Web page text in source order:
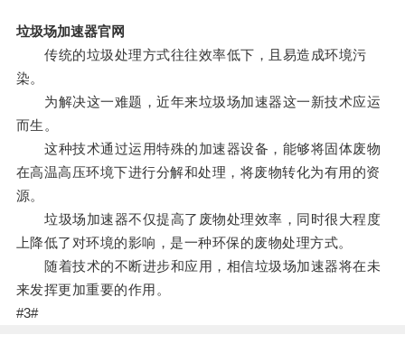
垃圾场加速器官网
传统的垃圾处理方式往往效率低下，且易造成环境污
染。
为解决这一难题，近年来垃圾场加速器这一新技术应运
而生。
这种技术通过运用特殊的加速器设备，能够将固体废物
在高温高压环境下进行分解和处理，将废物转化为有用的资
源。
垃圾场加速器不仅提高了废物处理效率，同时很大程度
上降低了对环境的影响，是一种环保的废物处理方式。
随着技术的不断进步和应用，相信垃圾场加速器将在未
来发挥更加重要的作用。
#3#